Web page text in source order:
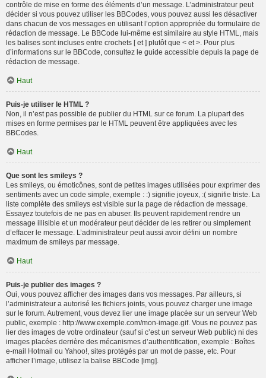
contrôle de mise en forme des éléments d’un message. L’administrateur peut
décider si vous pouvez utiliser les BBCodes, vous pouvez aussi les désactiver
dans chacun de vos messages en utilisant l’option appropriée du formulaire de
rédaction de message. Le BBCode lui-même est similaire au style HTML, mais
les balises sont incluses entre crochets [ et ] plutôt que < et >. Pour plus
d’informations sur le BBCode, consultez le guide accessible depuis la page de
rédaction de message.
Haut
Puis-je utiliser le HTML ?
Non, il n’est pas possible de publier du HTML sur ce forum. La plupart des
mises en forme permises par le HTML peuvent être appliquées avec les
BBCodes.
Haut
Que sont les smileys ?
Les smileys, ou émoticônes, sont de petites images utilisées pour exprimer des
sentiments avec un code simple, exemple : :) signifie joyeux, :( signifie triste. La
liste complète des smileys est visible sur la page de rédaction de message.
Essayez toutefois de ne pas en abuser. Ils peuvent rapidement rendre un
message illisible et un modérateur peut décider de les retirer ou simplement
d’effacer le message. L’administrateur peut aussi avoir défini un nombre
maximum de smileys par message.
Haut
Puis-je publier des images ?
Oui, vous pouvez afficher des images dans vos messages. Par ailleurs, si
l’administrateur a autorisé les fichiers joints, vous pouvez charger une image
sur le forum. Autrement, vous devez lier une image placée sur un serveur Web
public, exemple : http://www.exemple.com/mon-image.gif. Vous ne pouvez pas
lier des images de votre ordinateur (sauf si c’est un serveur Web public) ni des
images placées derrière des mécanismes d’authentification, exemple : Boîtes
e-mail Hotmail ou Yahoo!, sites protégés par un mot de passe, etc. Pour
afficher l’image, utilisez la balise BBCode [img].